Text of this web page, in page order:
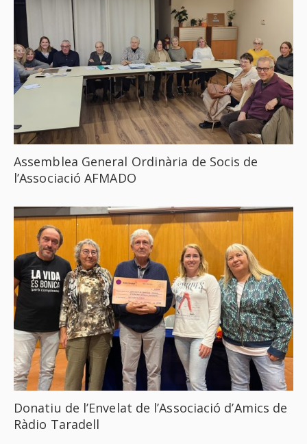
Assemblea General Ordinària de Socis de
l’Associació AFMADO
Donatiu de l’Envelat de l’Associació d’Amics de
Ràdio Taradell